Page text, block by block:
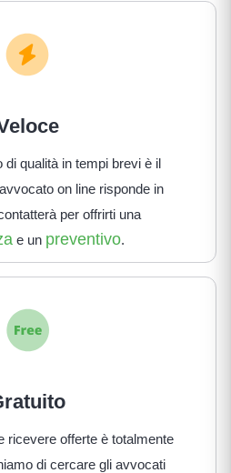
qualità in tempi brevi è il
on line risponde in
per offrirti una
e un preventivo.
ricevere offerte è totalmente
di cercare gli avvocati